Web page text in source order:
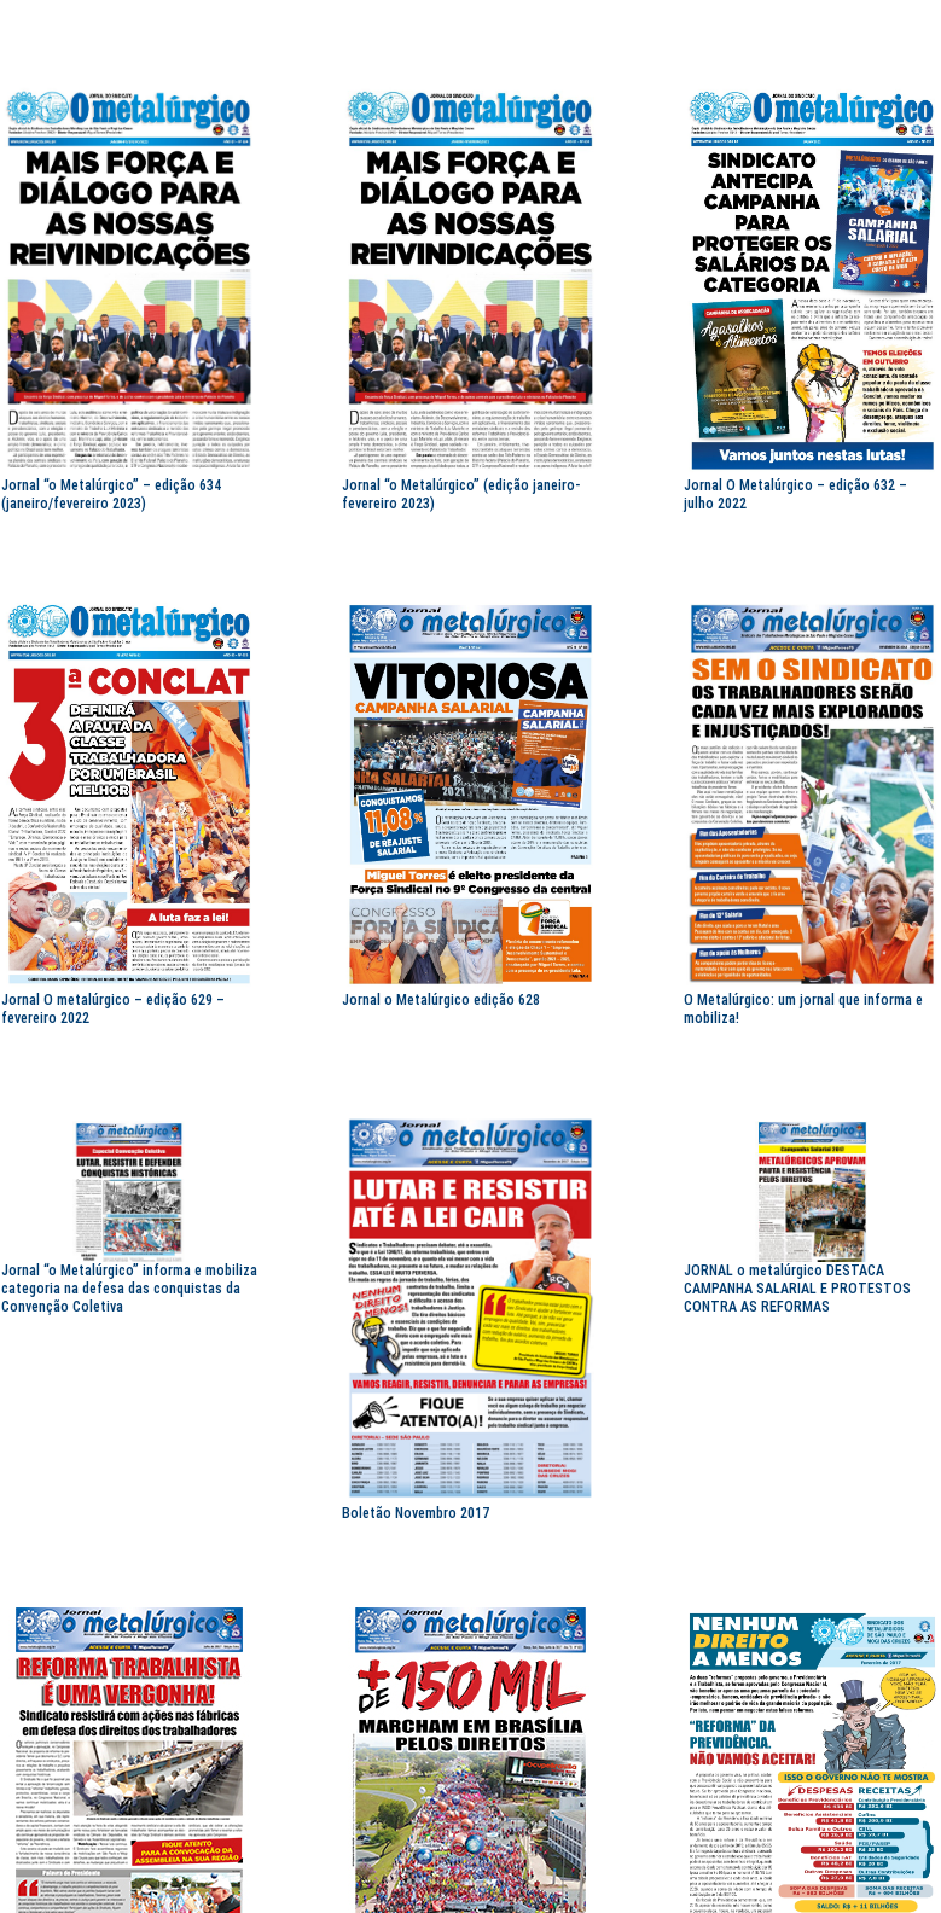
Jornal “o Metalúrgico” – edição 634
(janeiro/fevereiro 2023)
Jornal “o Metalúrgico” (edição janeiro-
fevereiro 2023)
Jornal O Metalúrgico – edição 632 –
julho 2022
Jornal O metalúrgico – edição 629 –
fevereiro 2022
Jornal o Metalúrgico edição 628
O Metalúrgico: um jornal que informa e
mobiliza!
Jornal “o Metalúrgico” informa e mobiliza
categoria na defesa das conquistas da
Convenção Coletiva
Boletão Novembro 2017
JORNAL o metalúrgico DESTACA
CAMPANHA SALARIAL E PROTESTOS
CONTRA AS REFORMAS